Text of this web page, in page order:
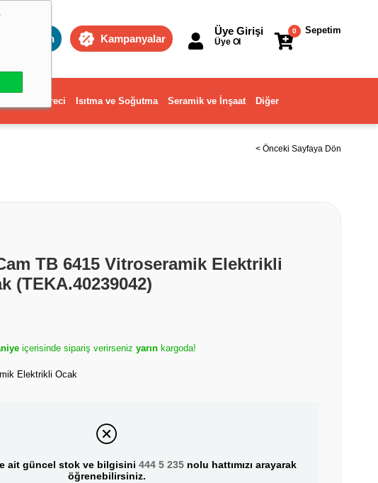
Toptan Kampanyalar
Sepetim
0
Üye Girişi
Üye Ol
ve Ev Gereci Isıtma ve Soğutma Seramik ve İnşaat Diğer
< Önceki Sayfaya Dön
TB 6415 Vitroseramik Elektrikli
(TEKA.40239042)
içerisinde sipariş verirseniz yarın kargoda!
Elektrikli Ocak
ait güncel stok ve bilgisini 444 5 235nolu hattımızı arayarak
öğrenebilirsiniz.